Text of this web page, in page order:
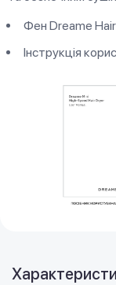
Фен Dreame Hair
Інструкція